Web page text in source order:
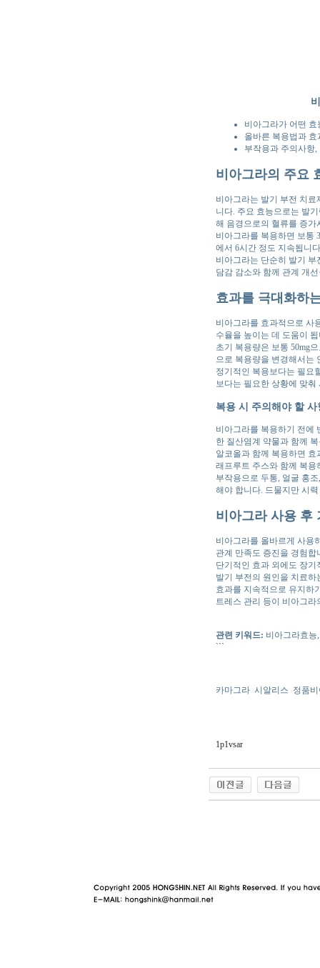
비아그라가 어떤
올바른 복용법과
부작용과 주의사항
비아그라의 주요
비아그라는 발기 부전 치
니다. 주요 효능으로는 발
해 음경으로의 혈류를 증가
비아그라를 복용하면 보통
에서 6시간 정도 지속됩니
비아그라는 단순히 발기
담감 감소와 함께 관계 개
효과를 극대화하
비아그라를 효과적으로 사
수율을 높이는 데 도움이
초기 복용량은 보통 50mg
으로 복용량을 변경해서는
정기적인 복용보다는 필요
보다는 필요한 상황에 맞
복용 시 주의해야 할 사
비아그라를 복용하기 전에
한 질산염계 약물과 함께
알코올과 함께 복용하면
래프루트 주스와 함께 복
부작용으로 두통, 얼굴 홍
해야 합니다. 드물지만 시
비아그라 사용 후
비아그라를 올바르게 사용
관계 만족도 증진을 경험
단기적인 효과 외에도 장
발기 부전의 원인을 치료
효과를 지속적으로 유지하
트레스 관리 등이 비아그
관련 키워드: 비아그라효능
```
카마그라 시알리스 정품
1p1vsar